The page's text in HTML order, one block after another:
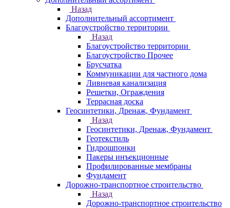
Назад
Дополнительный ассортимент
Благоустройство территории
Назад
Благоустройство территории
Благоустройство Прочее
Брусчатка
Коммуникации для частного дома
Ливневая канализация
Решетки, Ограждения
Террасная доска
Геосинтетики, Дренаж, Фундамент
Назад
Геосинтетики, Дренаж, Фундамент
Геотекстиль
Гидрошпонки
Пакеры инъекционные
Профилированные мембраны
Фундамент
Дорожно-транспортное строительство
Назад
Дорожно-транспортное строительство